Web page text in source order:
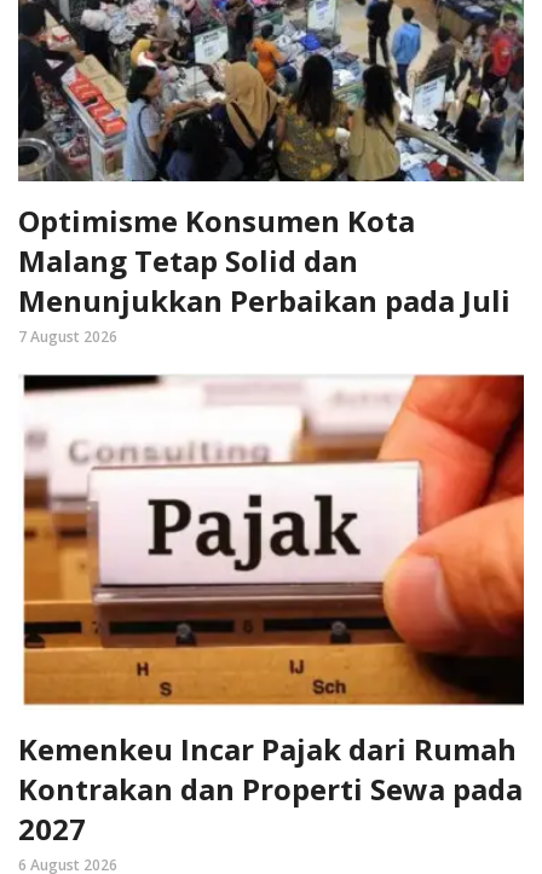
Optimisme Konsumen Kota
Malang Tetap Solid dan
Menunjukkan Perbaikan pada Juli
7 August 2026
Kemenkeu Incar Pajak dari Rumah
Kontrakan dan Properti Sewa pada
2027
6 August 2026